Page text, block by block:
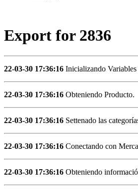
Export for 2836
22-03-30 17:36:16 Inicializando
22-03-30 17:36:16 Obteniendo Producto.
22-03-30 17:36:16 Settenado las
22-03-30 17:36:16 Conectando con
22-03-30 17:36:16 Obteniendo